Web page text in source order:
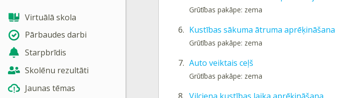
Virtuālā skola
Pārbaudes darbi
Starpbrīdis
Skolēnu rezultāti
Jaunas tēmas
Grūtības pakāpe: zema
6. Kustības sākuma ātruma aprēķināšana
Grūtības pakāpe: zema
7. Auto veiktais ceļš
Grūtības pakāpe: zema